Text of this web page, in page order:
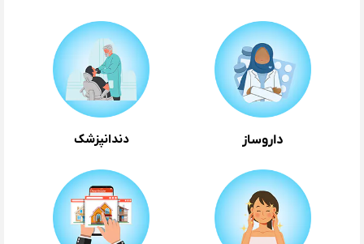
داروساز دندانپزشک